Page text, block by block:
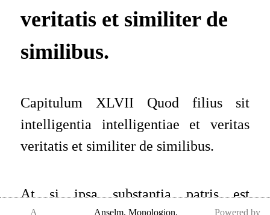
veritatis et similiter de
similibus.
Capitulum XLVII Quod filius sit
intelligentia intelligentiae et veritas
veritatis et similiter de similibus.
At si ipsa substantia patris est
A Anselm, Monologion, Powered by